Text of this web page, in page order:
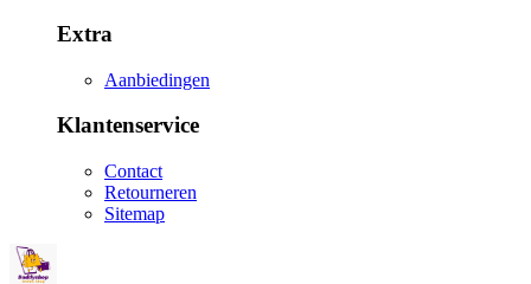
Extra
Aanbiedingen
Klantenservice
Contact
Retourneren
Sitemap